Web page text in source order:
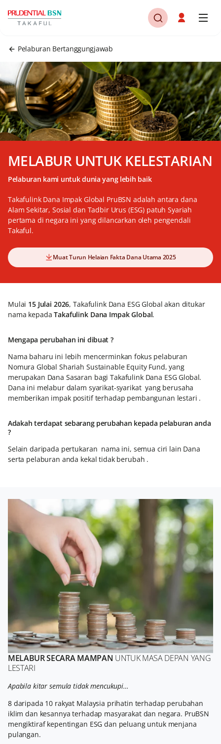
Pelaburan Bertanggungjawab
MELABUR UNTUK KELESTARIAN
Pelaburan kami untuk dunia yang lebih baik
Takafulink Dana Impak Global PruBSN adalah antara dana
Alam Sekitar, Sosial dan Tadbir Urus (ESG) patuh Syariah
pertama di negara ini yang dilancarkan oleh pengendali
Takaful.
Muat Turun Helaian Fakta Dana Utama 2025
Mulai 15 Julai 2026, Takafulink Dana ESG Global akan ditukar
nama kepadaTakafulink Dana Impak Global.
Mengapa perubahan ini dibuat ?
Nama baharu ini lebih mencerminkan fokus pelaburan
Nomura Global Shariah Sustainable Equity Fund, yang
merupakan Dana Sasaran bagi Takafulink Dana ESG Global.
Dana ini melabur dalam syarikat-syarikat yang berusaha
memberikan impak positif terhadap pembangunan lestari .
Adakah terdapat sebarang perubahan kepada pelaburan anda
?
Selain daripada pertukaran nama ini, semua ciri lain Dana
serta pelaburan anda kekal tidak berubah .
MELABUR SECARA MAMPAN UNTUK MASA DEPAN YANG
LESTARI
Apabila kitar semula tidak mencukupi…
8 daripada 10 rakyat Malaysia prihatin terhadap perubahan
iklim dan kesannya terhadap masyarakat dan negara. PruBSN
mengiktiraf kepentingan ESG dan peluang untuk menjana
pulangan.